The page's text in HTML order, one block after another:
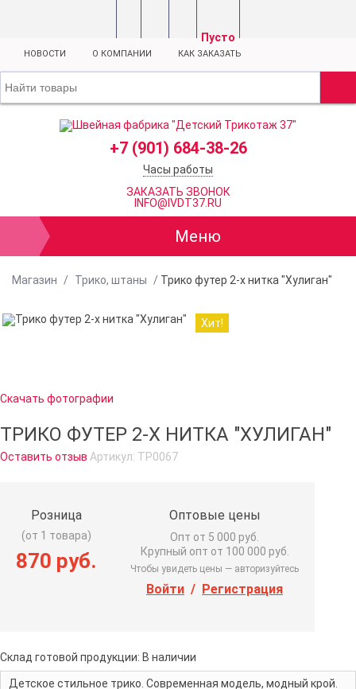
Пусто
НОВОСТИ О КОМПАНИИ КАК ЗАКАЗАТЬ
+7 (901) 684-38-26
Часы работы
ЗАКАЗАТЬ ЗВОНОК
INFO@IVDT37.RU
Меню
Магазин / Трико, штаны / Трико футер 2-х нитка "Хулиган"
Хит!
Скачать фотографии
ТРИКО ФУТЕР 2-Х НИТКА "ХУЛИГАН"
Оставить отзыв Артикул: ТР0067
Розница
(от 1 товара)
870 руб.
Оптовые цены
Опт от 5 000 руб.
Крупный опт от 100 000 руб.
Чтобы увидеть цены — авторизуйтесь
Войти / Регистрация
Склад готовой продукции: В наличии
Детское стильное трико. Современная модель, модный крой.